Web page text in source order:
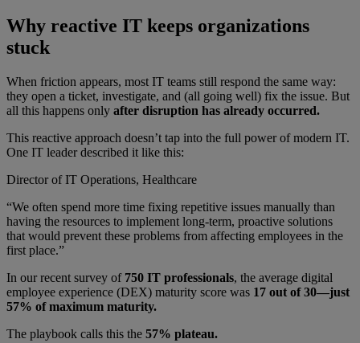
Why reactive IT keeps organizations
stuck
When friction appears, most IT teams still respond the same way:
they open a ticket, investigate, and (all going well) fix the issue. But
all this happens only after disruption has already occurred.
This reactive approach doesn’t tap into the full power of modern IT.
One IT leader described it like this:
Director of IT Operations, Healthcare
“We often spend more time fixing repetitive issues manually than
having the resources to implement long-term, proactive solutions
that would prevent these problems from affecting employees in the
first place.”
In our recent survey of 750 IT professionals, the average digital
employee experience (DEX) maturity score was 17 out of 30—just
57% of maximum maturity.
The playbook calls this the 57% plateau.